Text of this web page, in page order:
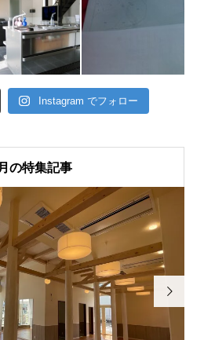
Instagram でフォロー
の特集記事
